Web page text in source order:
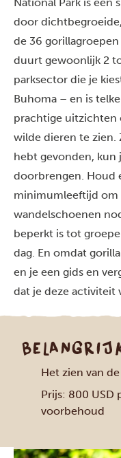
door
de 36
duurt gewoonlijk 2
parksector die je
Buhoma – en is
prachtige uitzichten
wilde dieren te zien.
hebt gevonden, kun
doorbrengen. Houd
minimumleeftijd om
wandelschoenen
beperkt is tot
dag. En omdat
en je een gids en
dat je deze activiteit
Het zien van
Prijs: 800 USD
voorbehoud